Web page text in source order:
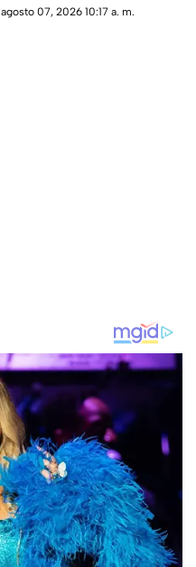
accidentes, calles cerradas y
agosto 07, 2026 10:17 a. m.